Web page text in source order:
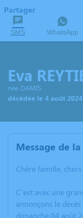
Partager
SMS WhatsApp
Eva
née DAMIS
décédée le 4 août
Message de
Chère famille,
C’est avec une
annonçons le décès
dimanche 04 août